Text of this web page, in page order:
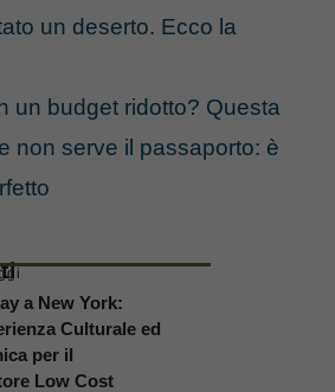
un deserto. Ecco la
un budget ridotto? Questa
non serve il passaporto: è
a New York:
Culturale ed
per il
Low Cost